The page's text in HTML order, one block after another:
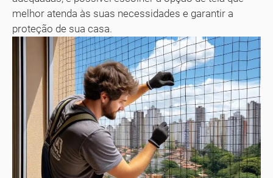
melhor atenda às suas necessidades e garantir a
proteção de sua casa.